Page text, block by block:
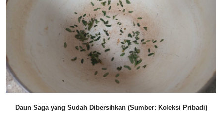
Daun Saga yang Sudah Dibersihkan (Sumber: Koleksi Pribadi)